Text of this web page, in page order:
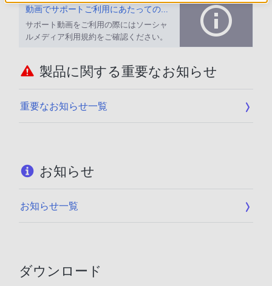
動画でサポートご利用にあたってのお願い
サポート動画をご利用の際にはソーシャ
ルメディア利用規約をご確認ください。
製品に関する重要なお知らせ
重要なお知らせ一覧
お知らせ
お知らせ一覧
ダウンロード